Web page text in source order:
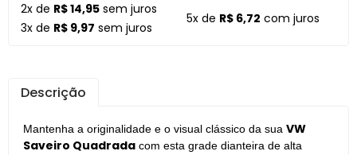
2x de R$ 14,95 sem juros
3x de R$ 9,97 sem juros
5x de R$ 6,72 com juros
Descrição
Mantenha a originalidade e o visual clássico da sua VW
Saveiro Quadrada com esta grade dianteira de alta